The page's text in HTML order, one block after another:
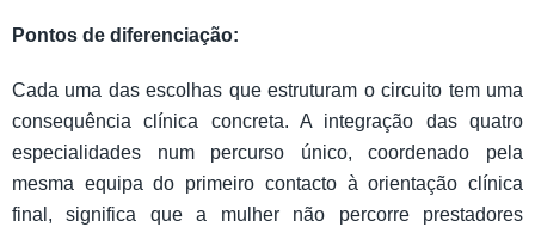
Pontos de diferenciação:
Cada uma das escolhas que estruturam o circuito tem uma
consequência clínica concreta. A integração das quatro
especialidades num percurso único, coordenado pela
mesma equipa do primeiro contacto à orientação clínica
final, significa que a mulher não percorre prestadores